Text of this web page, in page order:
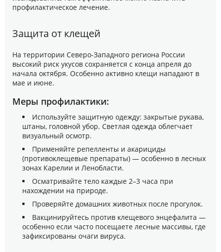
профилактическое лечение.
Защита от клещей
На территории Северо-Западного региона России
высокий риск укусов сохраняется с конца апреля до
начала октября. Особенно активно клещи нападают в
мае и июне.
Меры профилактики:
Используйте защитную одежду: закрытые рукава,
штаны, головной убор. Светлая одежда облегчает
визуальный осмотр.
Применяйте репелленты и акарициды
(противоклещевые препараты) — особенно в лесных
зонах Карелии и Ленобласти.
Осматривайте тело каждые 2–3 часа при
нахождении на природе.
Проверяйте домашних животных после прогулок.
Вакцинируйтесь против клещевого энцефалита —
особенно если часто посещаете лесные массивы, где
зафиксированы очаги вируса.